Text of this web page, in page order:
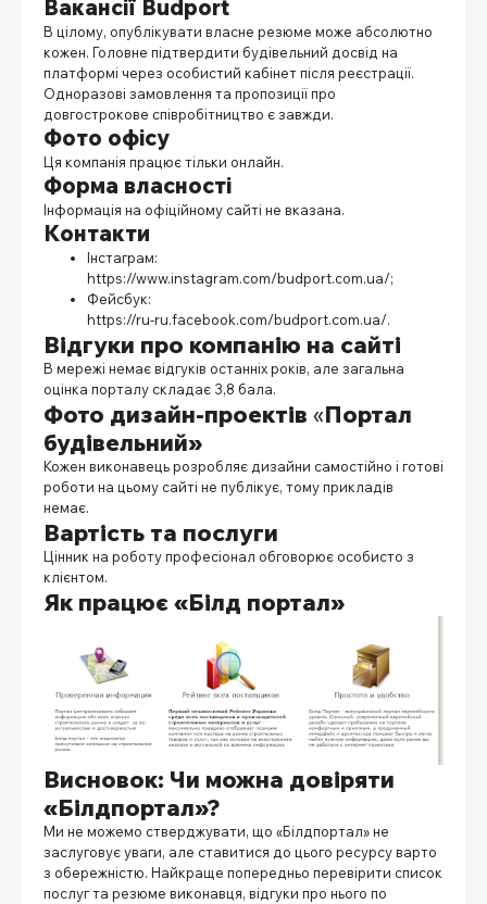
Вакансії Вudport
В цілому, опублікувати власне резюме може абсолютно
кожен. Головне підтвердити будівельний досвід на
платформі через особистий кабінет після реєстрації.
Одноразові замовлення та пропозиції про
довгострокове співробітництво є завжди.
Фото офісу
Ця компанія працює тільки онлайн.
Форма власності
Інформація на офіційному сайті не вказана.
Контакти
Інстаграм:
https://www.instagram.com/budport.com.ua/;
Фейсбук:
https://ru-ru.facebook.com/budport.com.ua/.
Відгуки про компанію на сайті
В мережі немає відгуків останніх років, але загальна
оцінка порталу складає 3,8 бала.
Фото дизайн-проектів «Портал
будівельний»
Кожен виконавець розробляє дизайни самостійно і готові
роботи на цьому сайті не публікує, тому прикладів
немає.
Вартість та послуги
Цінник на роботу професіонал обговорює особисто з
клієнтом.
Як працює«Білд портал»
Висновок: Чи можна довіряти
«Білдпортал»?
Ми не можемо стверджувати, що «Білдпортал» не
заслуговує уваги, але ставитися до цього ресурсу варто
з обережністю. Найкраще попередньо перевірити список
послуг та резюме виконавця, відгуки про нього по